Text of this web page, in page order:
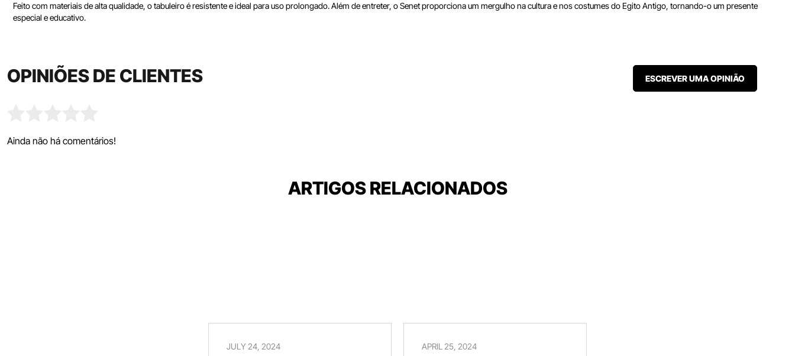
Feito com materiais de alta qualidade, o tabuleiro é resistente e ideal para uso prolongado. Além de entreter, o Senet proporciona um mergulho na cultura e nos costumes do Egito Antigo, tornando-o um presente
especial e educativo.
OPINIÕES DE CLIENTES
Ainda não há comentários!
ESCREVER UMA OPINIÃO
ARTIGOS RELACIONADOS
JULY 24, 2024 APRIL 25, 2024